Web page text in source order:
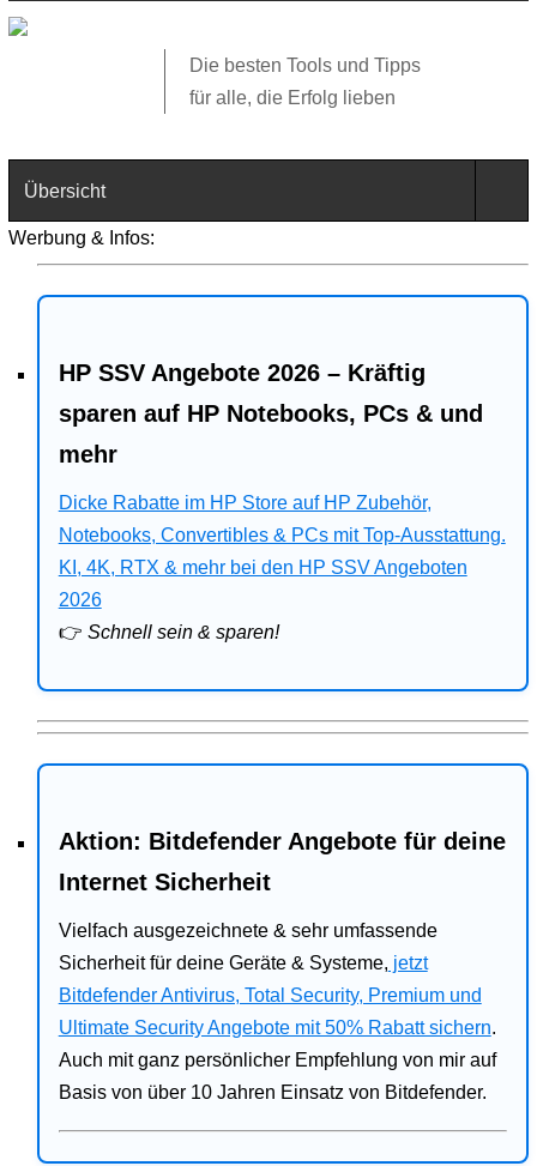
Die besten Tools und Tipps
für alle, die Erfolg lieben
Übersicht
Technik
Web
Business
Angebote
Bitdefender
Ratgeber
Werbung & Infos:
HP SSV Angebote 2026 – Kräftig
sparen auf HP Notebooks, PCs & und
mehr
Dicke Rabatte im HP Store auf HP Zubehör,
Notebooks, Convertibles & PCs mit Top-Ausstattung.
KI, 4K, RTX & mehr bei den HP SSV Angeboten
2026
👉 Schnell sein & sparen!
Aktion: Bitdefender Angebote für deine
Internet Sicherheit
Vielfach ausgezeichnete & sehr umfassende
Sicherheit für deine Geräte & Systeme, jetzt
Bitdefender Antivirus, Total Security, Premium und
Ultimate Security Angebote mit 50% Rabatt sichern.
Auch mit ganz persönlicher Empfehlung von mir auf
Basis von über 10 Jahren Einsatz von Bitdefender.